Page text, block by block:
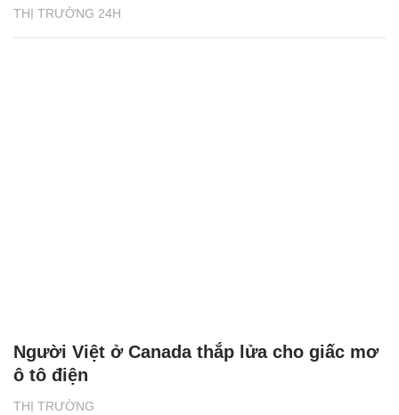
THỊ TRƯỜNG 24H
THỊ TRƯỜNG
Người Việt ở Canada thắp lửa cho giấc mơ
ô tô điện